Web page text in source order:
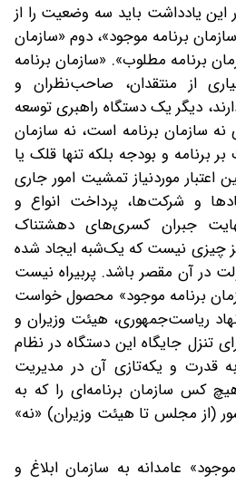
این یادداشت باید سه وضعیت را از
برنامه موجود»، دوم «سازمان
برنامه مطلوب». «سازمان برنامه
از منتقدان، صاحب‌نظران و
دیگر یک دستگاه راهبری توسعه
سازمان برنامه است، نه سازمان
برنامه و بودجه بلکه تنها قلک یا
اعتبار موردنیاز تمشیت امور جاری
و شرکت‌ها، پرداخت انواع و
جبران کسری‌های دهشتناک
چیزی نیست که یک‌شبه ایجاد شده
در آن مقصر باشد. پربیراه نیست
برنامه موجود» محصول خواست
ریاست‌جمهوری، هیئت وزیران و
تنزل جایگاه این دستگاه در نظام
قدرت و یکه‌تازی آن در مدیریت
کس سازمان برنامه‌ای را که به
(از مجلس تا هیئت وزیران) «نه»
عامدانه به سازمان ابلاغ و